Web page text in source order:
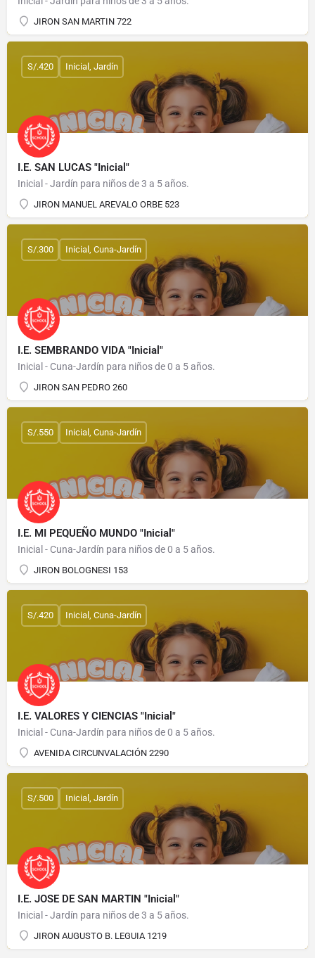
JIRON SAN MARTIN 722
I.E. SAN LUCAS "Inicial"
Inicial - Jardín para niños de 3 a 5 años.
JIRON MANUEL AREVALO ORBE 523
S/.420 Inicial, Jardín
I.E. SEMBRANDO VIDA "Inicial"
Inicial - Cuna-Jardín para niños de 0 a 5 años.
JIRON SAN PEDRO 260
S/.300 Inicial, Cuna-Jardín
I.E. MI PEQUEÑO MUNDO "Inicial"
Inicial - Cuna-Jardín para niños de 0 a 5 años.
JIRON BOLOGNESI 153
S/.550 Inicial, Cuna-Jardín
I.E. VALORES Y CIENCIAS "Inicial"
Inicial - Cuna-Jardín para niños de 0 a 5 años.
AVENIDA CIRCUNVALACIÓN 2290
S/.420 Inicial, Cuna-Jardín
I.E. JOSE DE SAN MARTIN "Inicial"
Inicial - Jardín para niños de 3 a 5 años.
JIRON AUGUSTO B. LEGUIA 1219
S/.500 Inicial, Jardín